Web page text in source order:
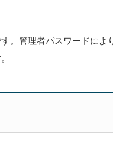
。管理者パスワードに